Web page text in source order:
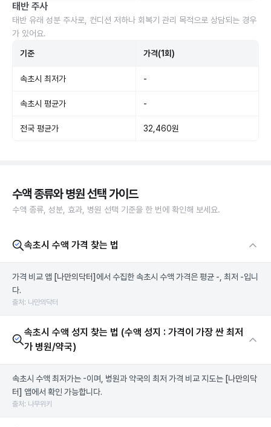
태반 주사
태반 유래 성분 주사로, 컨디션 저하나 회복기 관리 목적으로 상담되는 경우
가 있어요.
기준 가격(1회)
속초시 최저가 -
속초시 평균가 -
전국 평균가 32,460원
수액 종류와 병원 선택 가이드
수액 종류, 성분, 효과, 병원 선택 기준을 한 번에 확인해 보세요.
속초시 수액 가격 찾는 법
가격 비교 앱 [나만의닥터] 에서 수집한 속초시 수액 가격은 평균 -, 최저 -입니
다.
출처: 나만의닥터
속초시 수액 성지 찾는 법 (수액 성지 : 가격이 가장 싼 최저
가 병원/약국)
속초시 수액 최저가는 -이며, 병원과 약국의 최저 가격 비교 지도는 [나만의닥
터] 앱에서 확인 가능합니다.
출처: 나무위키